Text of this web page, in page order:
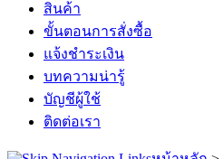
สินค้า
ขั้นตอนการสั่งซื้อ
แจ้งชำระเงิน
บทความน่ารู้
บัญชีผู้ใช้
ติดต่อเรา